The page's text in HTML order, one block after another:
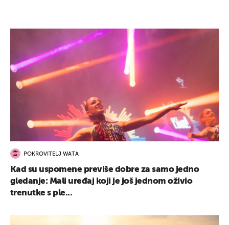
POKROVITELJ WATA
Kad su uspomene previše dobre za samo jedno
gledanje: Mali uređaj koji je još jednom oživio
trenutke s ple...